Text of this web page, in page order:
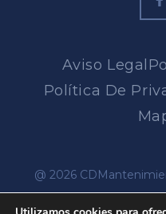
Aviso Legal
Política De
@ 2026
en